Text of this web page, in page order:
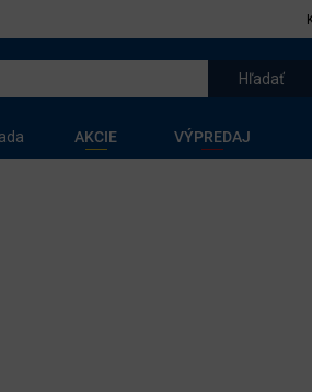
AKCIE VÝPREDAJ